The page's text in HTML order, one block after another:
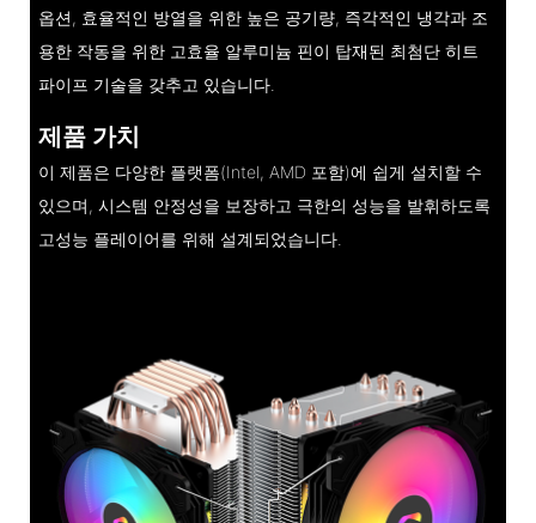
옵션, 효율적인 방열을 위한 높은 공기량, 즉각적인 냉각과 조
용한 작동을 위한 고효율 알루미늄 핀이 탑재된 최첨단 히트
파이프 기술을 갖추고 있습니다.
제품 가치
이 제품은 다양한 플랫폼(Intel, AMD 포함)에 쉽게 설치할 수
있으며, 시스템 안정성을 보장하고 극한의 성능을 발휘하도록
고성능 플레이어를 위해 설계되었습니다.